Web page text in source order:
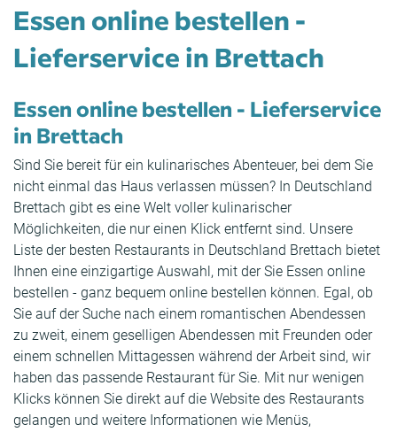
Essen online bestellen -
Lieferservice in Brettach
Essen online bestellen - Lieferservice
in Brettach
Sind Sie bereit für ein kulinarisches Abenteuer, bei dem Sie
nicht einmal das Haus verlassen müssen? In Deutschland
Brettach gibt es eine Welt voller kulinarischer
Möglichkeiten, die nur einen Klick entfernt sind. Unsere
Liste der besten Restaurants in Deutschland Brettach bietet
Ihnen eine einzigartige Auswahl, mit der Sie Essen online
bestellen - ganz bequem online bestellen können. Egal, ob
Sie auf der Suche nach einem romantischen Abendessen
zu zweit, einem geselligen Abendessen mit Freunden oder
einem schnellen Mittagessen während der Arbeit sind, wir
haben das passende Restaurant für Sie. Mit nur wenigen
Klicks können Sie direkt auf die Website des Restaurants
gelangen und weitere Informationen wie Menüs,